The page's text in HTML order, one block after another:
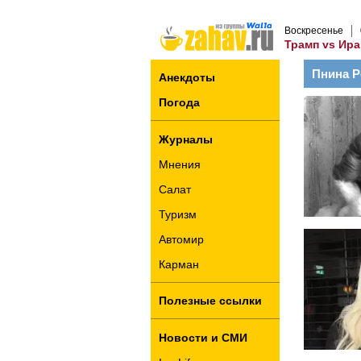
Воскресенье
Трамп vs
Анекдоты
Погода
Журналы
Мнения
Салат
Туризм
Автомир
Карман
Полезные ссылки
Новости и СМИ
Пнина